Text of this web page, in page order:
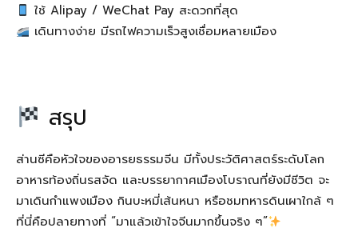
ใช้ Alipay / WeChat Pay สะดวกที่สุด
เดินทางง่าย มีรถไฟความเร็วสูงเชื่อมหลายเมือง
สรุป
ส่านซีคือหัวใจของอารยธรรมจีน มีทั้งประวัติศาสตร์ระดับโลก
อาหารท้องถิ่นรสจัด และบรรยากาศเมืองโบราณที่ยังมีชีวิต จะ
มาเดินกำแพงเมือง กินบะหมี่เส้นหนา หรือชมทหารดินเผาใกล้ ๆ
ที่นี่คือปลายทางที่ “มาแล้วเข้าใจจีนมากขึ้นจริง ๆ”